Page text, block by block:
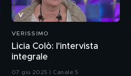
VERISSIMO
Licia Colò: l'intervista
integrale
07 giu 2025 | Canale 5